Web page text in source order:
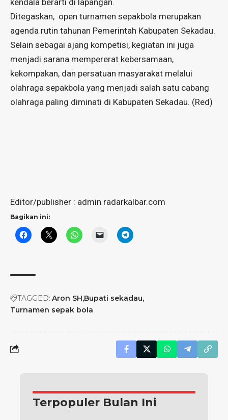
kendala berarti di lapangan.
Ditegaskan, open turnamen sepakbola merupakan
agenda rutin tahunan Pemerintah Kabupaten Sekadau.
Selain sebagai ajang kompetisi, kegiatan ini juga
menjadi sarana mempererat kebersamaan,
kekompakan, dan persatuan masyarakat melalui
olahraga sepakbola yang menjadi salah satu cabang
olahraga paling diminati di Kabupaten Sekadau. (Red)
Editor/publisher : admin radarkalbar.com
Bagikan ini:
TAGGED: Aron SH Bupati sekadau
Turnamen sepak bola
Terpopuler Bulan Ini